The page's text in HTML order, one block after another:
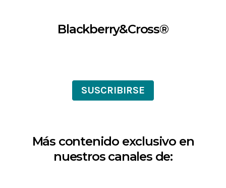
Blackberry&Cross®
SUSCRIBIRSE
Más contenido exclusivo en
nuestros canales de: